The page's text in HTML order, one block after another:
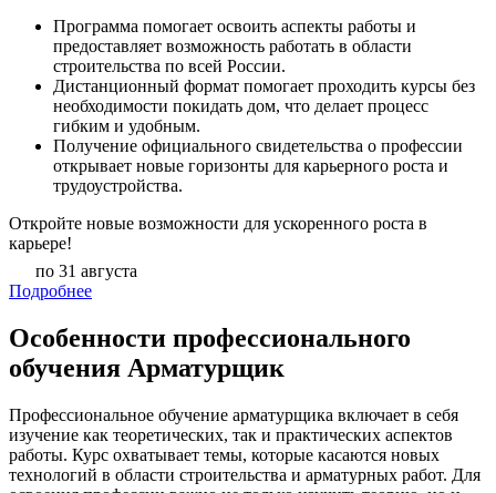
Программа помогает освоить аспекты работы и
предоставляет возможность работать в области
строительства по всей России.
Дистанционный формат помогает проходить курсы без
необходимости покидать дом, что делает процесс
гибким и удобным.
Получение официального свидетельства о профессии
открывает новые горизонты для карьерного роста и
трудоустройства.
Откройте новые возможности для ускоренного роста в
карьере!
по 31 августа
Подробнее
Особенности профессионального
обучения Арматурщик
Профессиональное обучение арматурщика включает в себя
изучение как теоретических, так и практических аспектов
работы. Курс охватывает темы, которые касаются новых
технологий в области строительства и арматурных работ. Для